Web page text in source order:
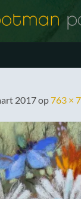
2017op763 ×